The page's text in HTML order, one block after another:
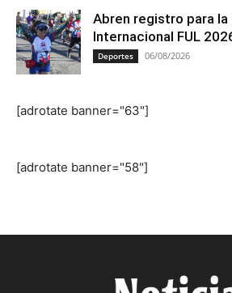
Abren registro para
Internacional FUL
Deportes 06/08/2026
[adrotate banner="63"]
[adrotate banner="58"]